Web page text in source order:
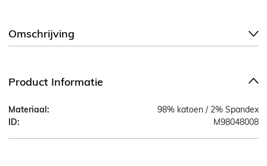
Omschrijving
Product Informatie
Materiaal:
98% katoen / 2% Spandex
ID:
M98048008